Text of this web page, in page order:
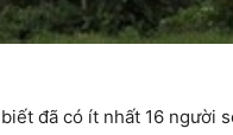
đã có ít nhất 16 người